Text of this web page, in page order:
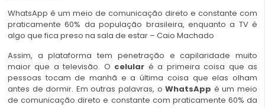
WhatsApp é um meio de comunicação direto e constante com
praticamente 60% da população brasileira, enquanto a TV é
algo que fica preso na sala de estar – Caio Machado
Assim, a plataforma tem penetração e capilaridade muito
maior que a televisão. O celular é a primeira coisa que as
pessoas tocam de manhã e a última coisa que elas olham
antes de dormir. Em outras palavras, oWhatsApp é um meio
de comunicação direto e constante com praticamente 60% da